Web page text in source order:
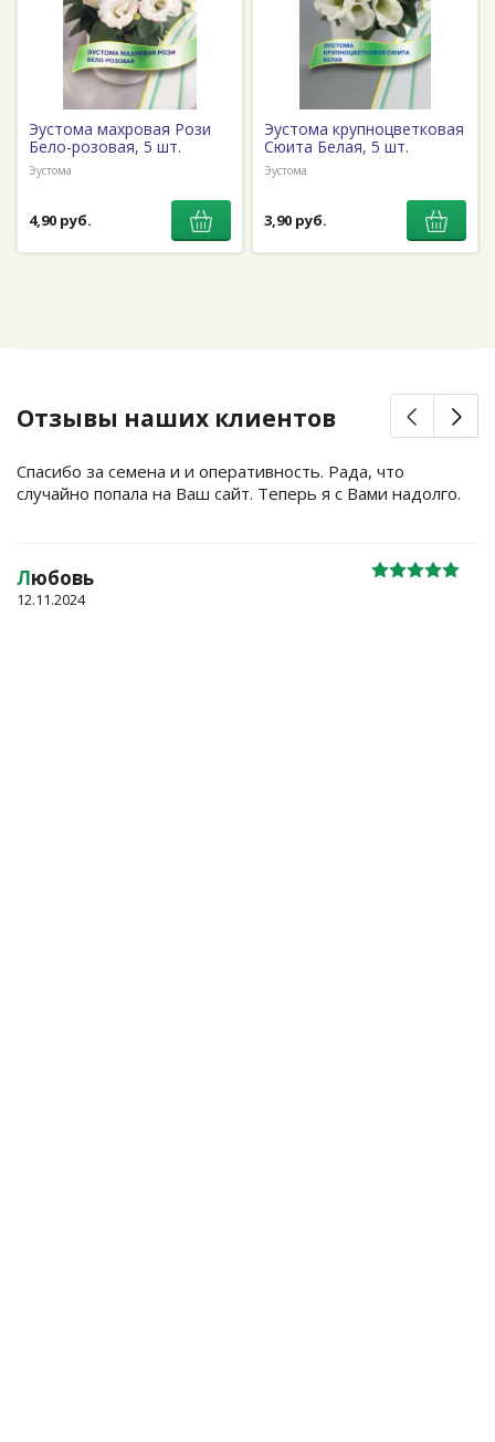
Эустома махровая Рози
Бело-розовая, 5 шт.
Эустома
4,90 руб.
Эустома крупноцветковая
Сюита Белая, 5 шт.
Эустома
3,90 руб.
Отзывы наших клиентов
Спасибо за семена и и оперативность. Рада, что
случайно попала на Ваш сайт. Теперь я с Вами надолго.
Любовь
12.11.2024